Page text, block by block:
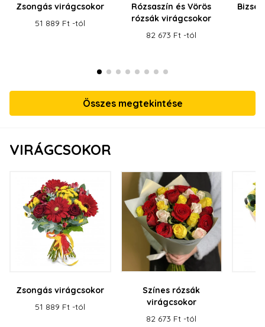
Zsongás virágcsokor
51 889 Ft -tól
Rózsaszín és Vörös
rózsák virágcsokor
82 673 Ft -tól
Összes megtekintése
VIRÁGCSOKOR
Zsongás virágcsokor
51 889 Ft -tól
Színes rózsák
virágcsokor
82 673 Ft -tól